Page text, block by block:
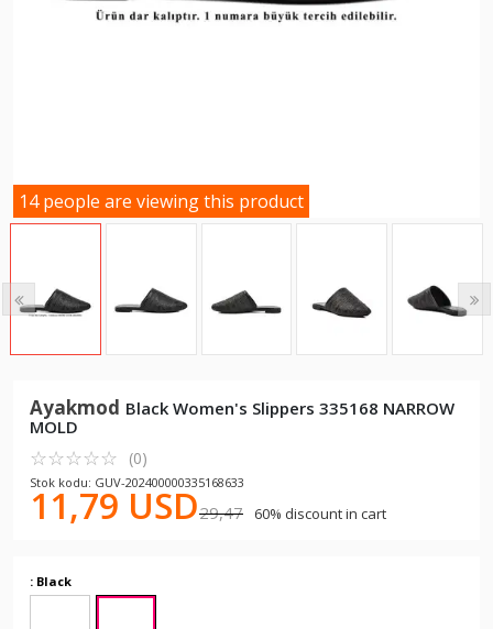
14 people are viewing this product
Ayakmod Black Women's Slippers 335168 NARROW
MOLD
☆☆☆☆☆
★★★★★ (0)
Stok kodu: GUV-202400000335168633
11,79 USD29,47 60% discount in cart
: Black